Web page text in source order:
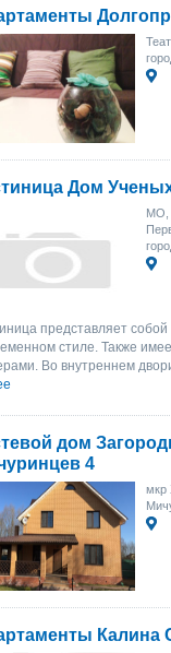
Дом
МО,
представляет
стиле. Также
Во внутреннем
дом
4
мкр
Калина